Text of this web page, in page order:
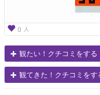
0 人
観たい！クチコミをする
観てきた！クチコミをす